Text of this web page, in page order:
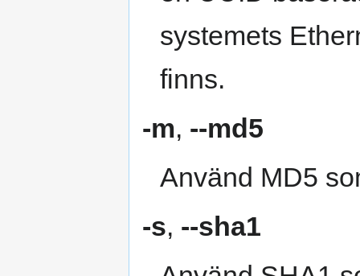
systemets
finns.
-m, --md5
Använd MD5
-s, --sha1